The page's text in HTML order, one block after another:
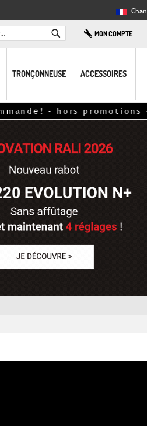
Rechercher
MON COMPTE
TRONÇONNEUSE ACCESSOIRES
- hors promotions -